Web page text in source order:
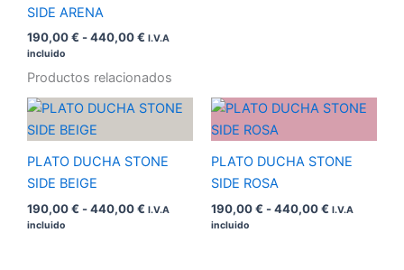
SIDE ARENA
190,00€ -440,00€ I.V.A
incluido
Productos relacionados
PLATO DUCHA STONE
SIDE BEIGE
190,00€ -440,00€
Rango
190,00 €
I.V.A
incluido
PLATO DUCHA STONE
SIDE ROSA
190,00€ -440,00€
Rango
190,00 €
I.V.A
incluido